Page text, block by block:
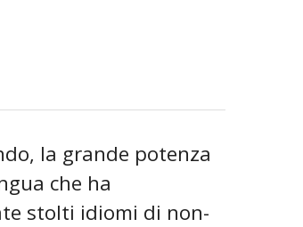
la grande potenza
che ha
stolti idiomi di non-